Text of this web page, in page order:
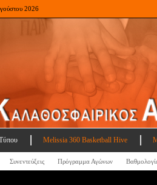
2026
Melissia 360 Basketball Hive
Συνεντεύξεις Πρόγραμμα Αγώνων